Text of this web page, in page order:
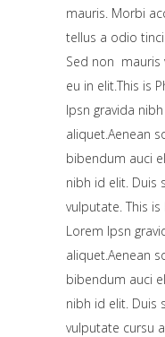
mauris. Morbi
tellus a odio
Sed non mauris
eu in elit.This is
Ipsn gravida
aliquet.Aenean
bibendum auci
nibh id elit. Duis
vulputate. This
Lorem Ipsn
aliquet.Aenean
bibendum auci
nibh id elit. Duis
vulputate cursu